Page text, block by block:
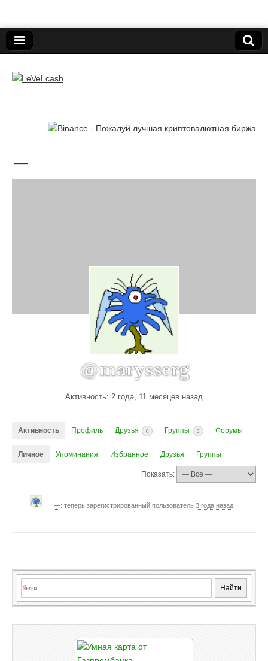
LeVeLcash
—
@marysserg
Активность: 2 года, 11 месяцев назад
Активность Профиль Друзья 0 Группы 0 Форумы
Личное Упоминания Избранное Друзья Группы
Показать:
—: теперь зарегистрированный пользователь 3 года назад